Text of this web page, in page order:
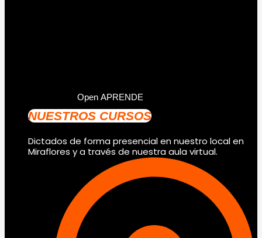
Open APRENDE
NUESTROS CURSOS
Dictados de forma presencial en nuestro local en
Miraflores y a través de nuestra aula virtual.